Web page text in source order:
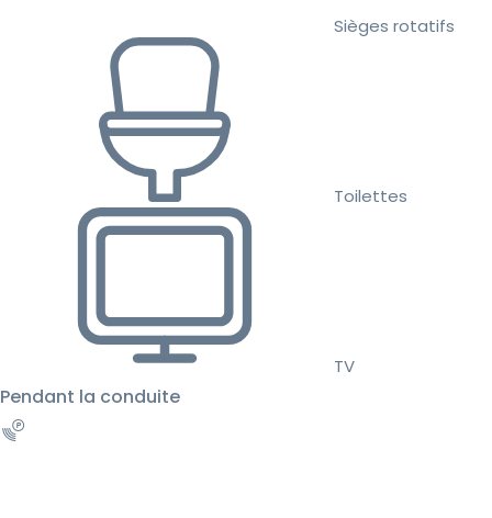
Sièges rotatifs
Toilettes
TV
Pendant la conduite